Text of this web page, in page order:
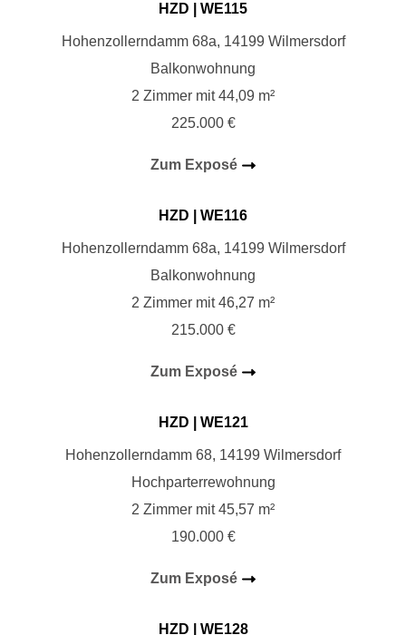
HZD | WE115
Hohenzollerndamm 68a, 14199 Wilmersdorf
Balkonwohnung
2 Zimmer mit 44,09 m²
225.000 €
Zum Exposé
HZD | WE116
Hohenzollerndamm 68a, 14199 Wilmersdorf
Balkonwohnung
2 Zimmer mit 46,27 m²
215.000 €
Zum Exposé
HZD | WE121
Hohenzollerndamm 68, 14199 Wilmersdorf
Hochparterrewohnung
2 Zimmer mit 45,57 m²
190.000 €
Zum Exposé
HZD | WE128